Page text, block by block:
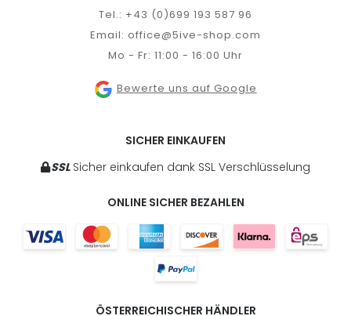
Tel.: +43 (0)699 193 587 96
Email: office@5ive-shop.com
Mo - Fr: 11:00 - 16:00 Uhr
Bewerte uns auf Google
SICHER EINKAUFEN
SSL Sicher einkaufen dank SSL Verschlüsselung
ONLINE SICHER BEZAHLEN
ÖSTERREICHISCHER HÄNDLER